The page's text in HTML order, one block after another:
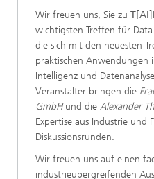
Wir freuen uns, Sie zu
wichtigsten Treffen für
die sich mit den neuesten
praktischen Anwendungen
Intelligenz und
Veranstalter bringen die
GmbHund die Alexander
Expertise aus Industrie und
Diskussionsrunden.
Wir freuen uns auf einen
industrieübergreifenden